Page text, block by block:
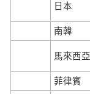
日本
南韓
馬來西亞
菲律賓